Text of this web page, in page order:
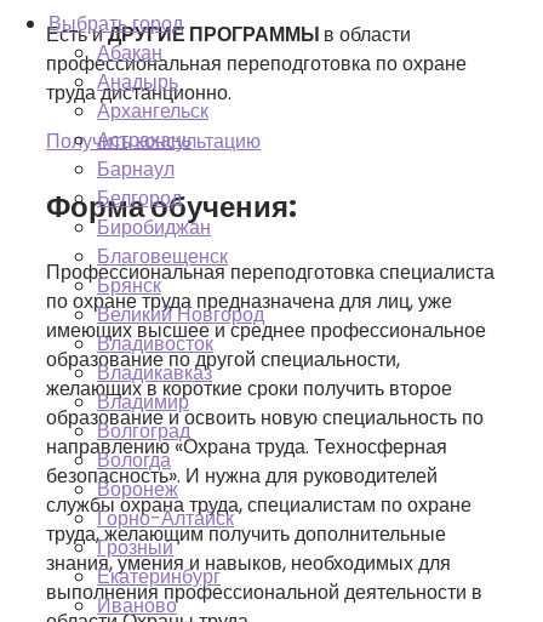
Выбрать город
Абакан
Анадырь
Архангельск
Астрахань
Барнаул
Белгород
Биробиджан
Благовещенск
Брянск
Великий Новгород
Владивосток
Владикавказ
Владимир
Волгоград
Вологда
Воронеж
Горно-Алтайск
Грозный
Екатеринбург
Иваново
Есть иДРУГИЕ ПРОГРАММЫ в области
профессиональная переподготовка по охране
труда дистанционно.
Получить консультацию
Форма обучения:
Профессиональная переподготовка специалиста
по охране труда предназначена для лиц, уже
имеющих высшее и среднее профессиональное
образование по другой специальности,
желающих в короткие сроки получить второе
образование и освоить новую специальность по
направлению «Охрана труда. Техносферная
безопасность». И нужна для руководителей
службы охрана труда, специалистам по охране
труда, желающим получить дополнительные
знания, умения и навыков, необходимых для
выполнения профессиональной деятельности в